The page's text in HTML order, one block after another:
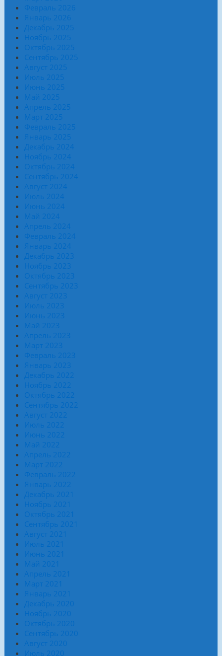
Февраль 2026
Январь 2026
Декабрь 2025
Ноябрь 2025
Октябрь 2025
Сентябрь 2025
Август 2025
Июль 2025
Июнь 2025
Май 2025
Апрель 2025
Март 2025
Февраль 2025
Январь 2025
Декабрь 2024
Ноябрь 2024
Октябрь 2024
Сентябрь 2024
Август 2024
Июль 2024
Июнь 2024
Май 2024
Апрель 2024
Февраль 2024
Январь 2024
Декабрь 2023
Ноябрь 2023
Октябрь 2023
Сентябрь 2023
Август 2023
Июль 2023
Июнь 2023
Май 2023
Апрель 2023
Март 2023
Февраль 2023
Январь 2023
Декабрь 2022
Ноябрь 2022
Октябрь 2022
Сентябрь 2022
Август 2022
Июль 2022
Июнь 2022
Май 2022
Апрель 2022
Март 2022
Февраль 2022
Январь 2022
Декабрь 2021
Ноябрь 2021
Октябрь 2021
Сентябрь 2021
Август 2021
Июль 2021
Июнь 2021
Май 2021
Апрель 2021
Март 2021
Январь 2021
Декабрь 2020
Ноябрь 2020
Октябрь 2020
Сентябрь 2020
Август 2020
Июль 2020